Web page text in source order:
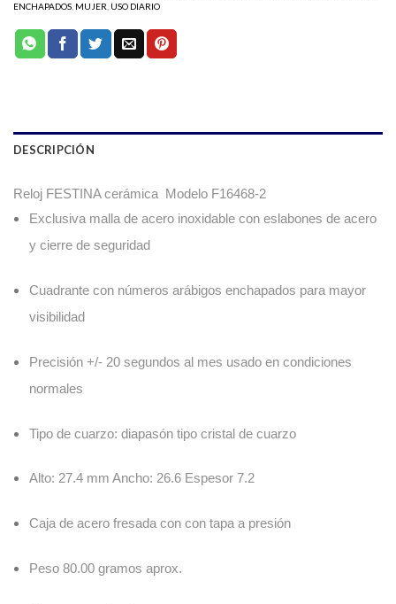
ENCHAPADOS MUJER USO DIARIO
DESCRIPCIÓN
Reloj FESTINA cerámica Modelo F16468-2
Exclusiva malla de acero inoxidable con eslabones de acero
y cierre de seguridad
Cuadrante con números arábigos enchapados para mayor
visibilidad
Precisión +/- 20 segundos al mes usado en condiciones
normales
Tipo de cuarzo: diapasón tipo cristal de cuarzo
Alto: 27.4 mm Ancho: 26.6 Espesor 7.2
Caja de acero fresada con con tapa a presión
Peso 80.00 gramos aprox.